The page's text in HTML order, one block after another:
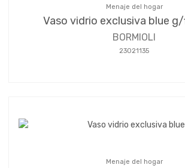
Menaje del hogar
Vaso vidrio exclusiva blue
BORMIOLI
23021135
Menaje del hogar